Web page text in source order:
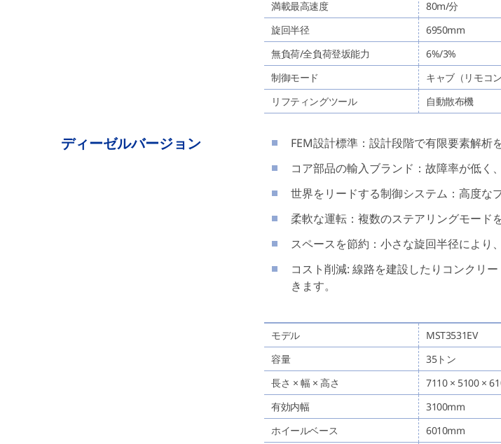
満載最高速度
80m/分
旋回半径
6950mm
無負荷/全負荷登坂能力
6%/3%
制御モード
キャブ（リモコ
リフティングツール
自動散布機
ディーゼルバージョン
FEM設計標準：設計段階で有限要素解析
コア部品の輸入ブランド：故障率が低く
世界をリードする制御システム：高度な
柔軟な運転：複数のステアリングモード
スペースを節約：小さな旋回半径により
コスト削減: 線路を建設したりコンクリ
きます。
モデル MST3531EV
容量
35トン
長さ × 幅 × 高さ
7110 × 5100 ×
有効内幅
3100mm
ホイールベース
6010mm